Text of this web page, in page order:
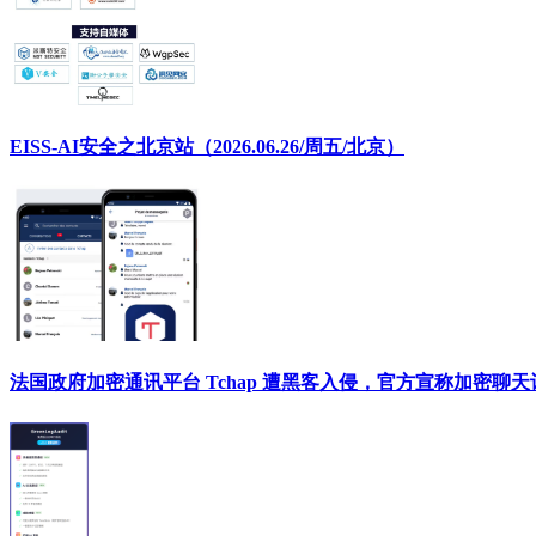
EISS-AI安全之北京站（2026.06.26/周五/北京）
法国政府加密通讯平台 Tchap 遭黑客入侵，官方宣称加密聊天